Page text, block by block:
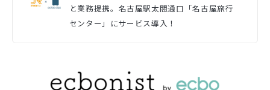
と業務提携。名古屋駅太閤通口「名古屋旅行
センター」にサービス導入！